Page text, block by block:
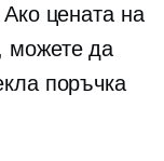
цената на
можете да
поръчка